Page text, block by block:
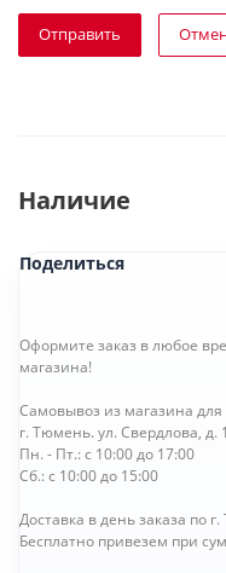
Отправить
Наличие
Поделиться
Оформите заказ в любое
магазина!
Самовывоз из магазина для
г. Тюмень. ул. Свердлова, д. 1
Пн. - Пт.: с 10:00 до 17:00
Сб.: с 10:00 до 15:00
Доставка в день заказа по
Бесплатно привезем при